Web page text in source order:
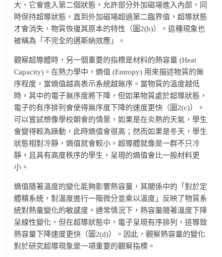
大，它會進入第二個狀態，允許部分外加磁場進入內部，同
時保持超導狀態，直到外加磁場超過第二臨界值，超導狀態
才會消失，物質恢復其原本的特性（圖2(b)）。這種現象也
被稱為「不完全的邁斯納效應」。
觀察超導體時，另一個重要的指標是材料的熱容量 (Heat
Capacity)。在熱力學中，熵值 (Entropy) 用來描述物質的無
序程度，當熵值越高表示系統越無序。當物質的溫度越低
時，其中的電子無序度將下降，但如果物質處於超導狀態，
電子的有序排列會使得無序度下降的速度更快（圖2(c)）。
可以嘗試想像學校朝會的情景，如果是在炎熱的天氣，學生
會變得較為躁動，此時熵值會很高；然而如果是冬天，學生
狀態相對冷靜，熵值就會較小。超導體就像是一群不只冷
靜，且具有高度秩序的學生，呈現的熵值會比一般材料更
小。
熵值隨著溫度的變化能夠影響熱容量，其關係中的「對於定
體積系統，對溫度進行一階微分並乘以溫度」反映了物質系
統對熱量變化的敏感度。通常情況下，熱容量隨著溫度下降
呈線性變化，但在超導狀態中，電子呈現有序排列，這導致
熱容量下降速度更快（圖2(d)）。因此，觀察熱容量的變化
對於研究超導現象是一項重要的觀察指標。